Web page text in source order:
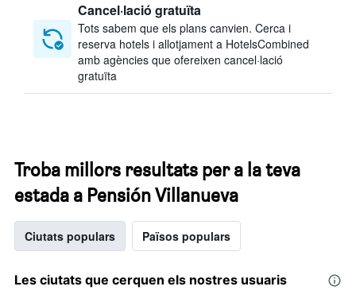
Cancel·lació gratuïta
Tots sabem que els plans canvien. Cerca i
reserva hotels i allotjament a HotelsCombined
amb agències que ofereixen cancel·lació
gratuïta
Troba millors resultats per a la teva
estada a Pensión Villanueva
Ciutats populars Països populars
Les ciutats que cerquen els nostres usuaris